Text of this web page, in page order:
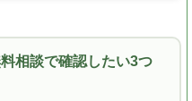
相談で確認したい3つ